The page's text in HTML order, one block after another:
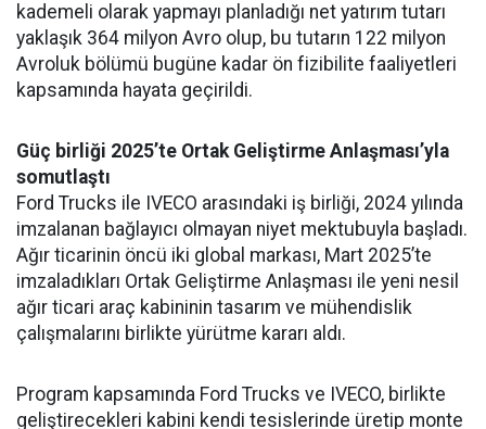
kademeli olarak yapmayı planladığı net yatırım tutarı
yaklaşık 364 milyon Avro olup, bu tutarın 122 milyon
Avroluk bölümü bugüne kadar ön fizibilite faaliyetleri
kapsamında hayata geçirildi.
Güç birliği 2025’te Ortak Geliştirme Anlaşması’yla
somutlaştı
Ford Trucks ile IVECO arasındaki iş birliği, 2024 yılında
imzalanan bağlayıcı olmayan niyet mektubuyla başladı.
Ağır ticarinin öncü iki global markası, Mart 2025’te
imzaladıkları Ortak Geliştirme Anlaşması ile yeni nesil
ağır ticari araç kabininin tasarım ve mühendislik
çalışmalarını birlikte yürütme kararı aldı.
Program kapsamında Ford Trucks ve IVECO, birlikte
geliştirecekleri kabini kendi tesislerinde üretip monte